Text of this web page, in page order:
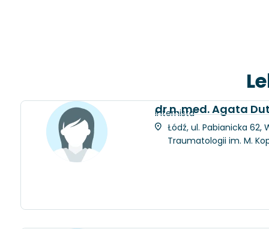
dr n. med. Agata
Internista
Łódź, ul. Pabianicka
Traumatologii im. M.